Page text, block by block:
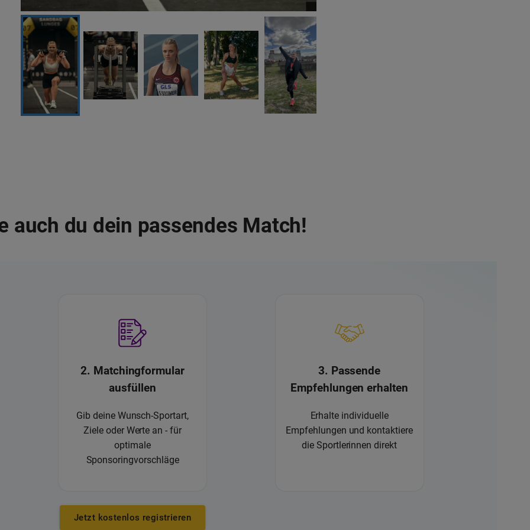
auch du dein passendes Match!
2. Matchingformular
ausfüllen
Gib deine Wunsch-Sportart,
Ziele oder Werte an - für
optimale
Sponsoringvorschläge
3. Passende
Empfehlungen erhalten
Erhalte individuelle
Empfehlungen und kontaktiere
die Sportlerinnen direkt
Jetzt kostenlos registrieren